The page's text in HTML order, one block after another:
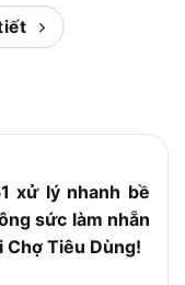
xử lý nhanh bề
sức làm nhẵn
Chợ Tiêu Dùng!